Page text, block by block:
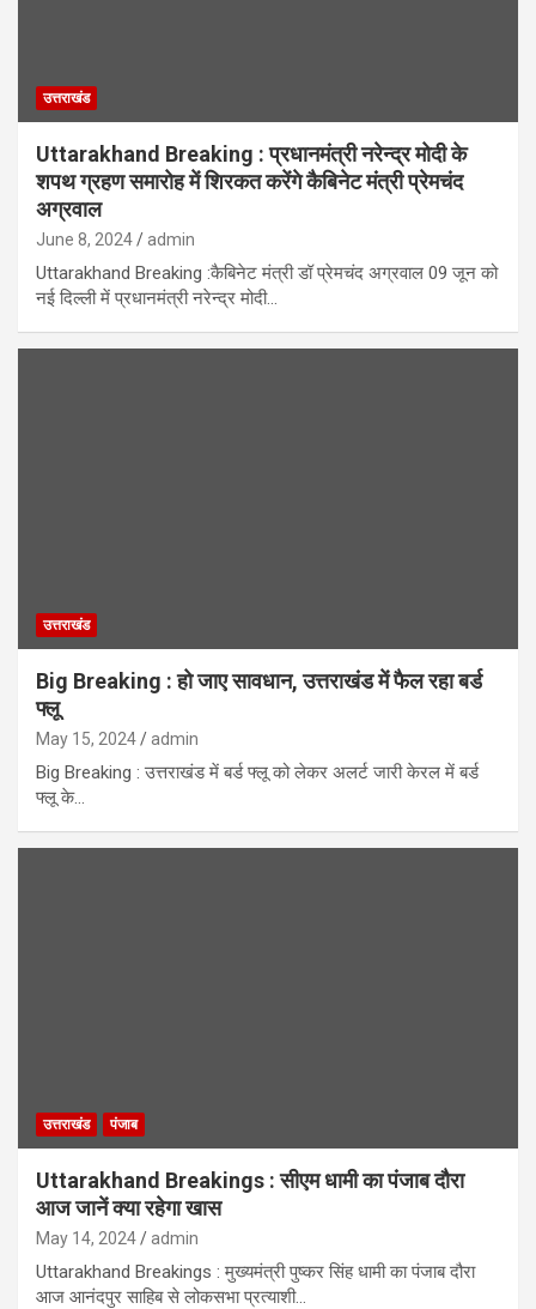
उत्तराखंड
Uttarakhand Breaking : प्रधानमंत्री नरेन्द्र मोदी के
शपथ ग्रहण समारोह में शिरकत करेंगे कैबिनेट मंत्री प्रेमचंद
अग्रवाल
June 8, 2024 admin
Uttarakhand Breaking :कैबिनेट मंत्री डॉ प्रेमचंद अग्रवाल 09 जून को
नई दिल्ली में प्रधानमंत्री नरेन्द्र मोदी…
उत्तराखंड
Big Breaking : हो जाए सावधान, उत्तराखंड में फैल रहा बर्ड
फ्लू
May 15, 2024 admin
Big Breaking : उत्तराखंड में बर्ड फ्लू को लेकर अलर्ट जारी केरल में बर्ड
फ्लू के…
उत्तराखंड पंजाब
Uttarakhand Breakings : सीएम धामी का पंजाब दौरा
आज जानें क्या रहेगा खास
May 14, 2024 admin
Uttarakhand Breakings : मुख्यमंत्री पुष्कर सिंह धामी का पंजाब दौरा
आज आनंदपुर साहिब से लोकसभा प्रत्याशी…